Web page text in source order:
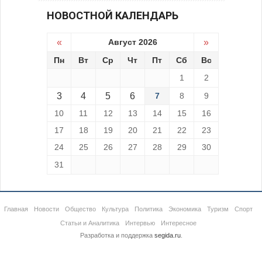
НОВОСТНОЙ КАЛЕНДАРЬ
« Август 2026 »
Пн Вт Ср Чт Пт Сб
Вс
1
2
3 4 5 6 7 8
9
10
11 12 13 14 15
16
17
18 19 20 21 22
23
24
25 26 27 28 29
30
31
Главная Новости Общество Культура Политика Экономика Туризм
Спорт
Статьи и Аналитика
Интервью
Интересное
Разработка и поддержка segida.ru.